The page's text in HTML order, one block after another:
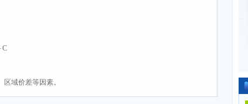
C
域价差等因素。